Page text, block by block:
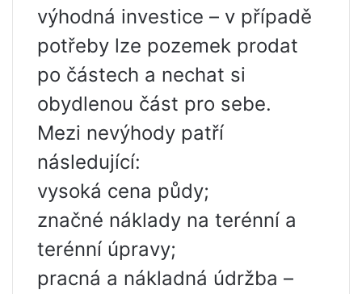
výhodná investice – v případě
potřeby lze pozemek prodat
po částech a nechat si
obydlenou část pro sebe.
Mezi nevýhody patří
následující:
vysoká cena půdy;
značné náklady na terénní a
terénní úpravy;
pracná a nákladná údržba –